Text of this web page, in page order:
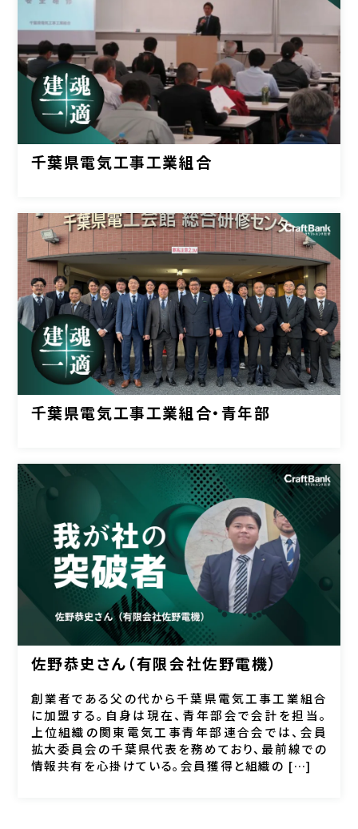
千葉県電気工事工業組合
千葉県電気工事工業組合・青年部
佐野恭史さん（有限会社佐野電機）
創業者である父の代から千葉県電気工事工業組合
に加盟する。自身は現在、青年部会で会計を担当。
上位組織の関東電気工事青年部連合会では、会員
拡大委員会の千葉県代表を務めており、最前線での
情報共有を心掛けている。会員獲得と組織の […]